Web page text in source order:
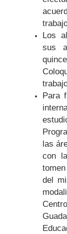
Los
sus
Para
las
con
del